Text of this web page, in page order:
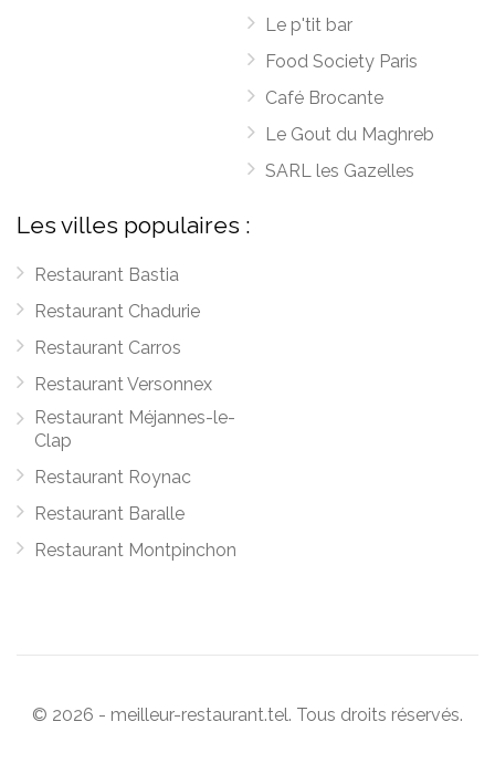
Le p'tit bar
Food Society Paris
Café Brocante
Le Gout du Maghreb
SARL les Gazelles
Les villes populaires :
Restaurant Bastia
Restaurant Chadurie
Restaurant Carros
Restaurant Versonnex
Restaurant Méjannes-le-
Clap
Restaurant Roynac
Restaurant Baralle
Restaurant Montpinchon
© 2026 - meilleur-restaurant.tel. Tous droits réservés.